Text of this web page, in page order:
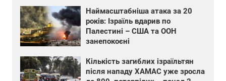
Наймасштабніша атака за 20
років: Ізраїль вдарив по
Палестині – США та ООН
занепокоєні
Кількість загиблих ізраїльтян
після нападу ХАМАС уже зросла